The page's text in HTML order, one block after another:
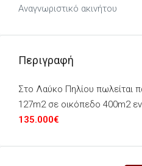
Αναγνωριστικό ακινήτου
Περιγραφή
Στο Λαύκο Πηλίου πωλείται
127m2 σε οικόπεδο 400m2
135.000€